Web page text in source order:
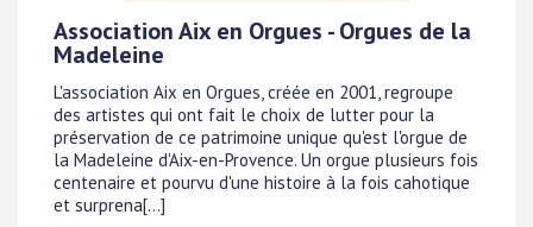
Association Aix en Orgues - Orgues de la
Madeleine
L'association Aix en Orgues, créée en 2001, regroupe
des artistes qui ont fait le choix de lutter pour la
préservation de ce patrimoine unique qu'est l'orgue de
la Madeleine d'Aix-en-Provence. Un orgue plusieurs fois
centenaire et pourvu d'une histoire à la fois cahotique
et surprena[...]